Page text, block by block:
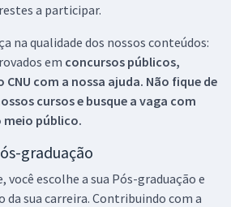
a participar.
na qualidade dos nossos conteúdos:
em concursos públicos,
CNU com a nossa ajuda. Não fique de
cursos e busque a vaga com
público.
graduação
você escolhe a sua Pós-graduação e
sua carreira. Contribuindo com a